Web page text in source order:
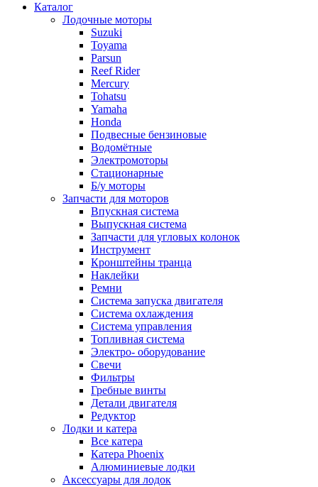
Каталог
Лодочные моторы
Suzuki
Toyama
Parsun
Reef Rider
Mercury
Tohatsu
Yamaha
Honda
Подвесные бензиновые
Водомётные
Электромоторы
Стационарные
Б/у моторы
Запчасти для моторов
Впускная система
Выпускная система
Запчасти для угловых колонок
Инструмент
Кронштейны транца
Наклейки
Ремни
Система запуска двигателя
Система охлаждения
Система управления
Топливная система
Электро- оборудование
Свечи
Фильтры
Гребные винты
Детали двигателя
Редуктор
Лодки и катера
Все катера
Катера Phoenix
Алюминиевые лодки
Аксессуары для лодок